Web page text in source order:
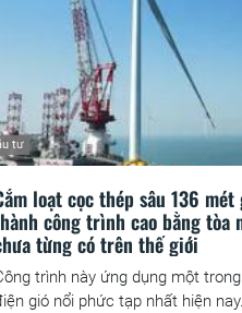
loạt cọc thép sâu 136
công trình cao bằng tòa
từng có trên thế giới
tư
trình này ứng dụng một
gió nổi phức tạp nhất hiện nay.